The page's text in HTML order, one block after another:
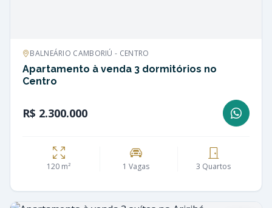
BALNEÁRIO CAMBORIÚ - CENTRO
Apartamento à venda 3 dormitórios no
Centro
R$ 2.300.000
120 m² 1 Vagas 3 Quartos